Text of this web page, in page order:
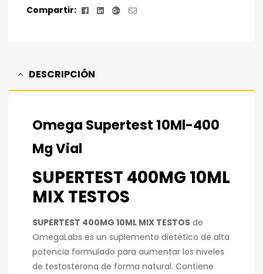
Compartir:
Facebook
LinkedinGoogle+
Correo
DESCRIPCIÓN
Omega Supertest 10Ml-400
Mg Vial
SUPERTEST 400MG 10ML
MIX TESTOS
SUPERTEST 400MG 10ML MIX TESTOS de
OmegaLabs es un suplemento dietético de alta
potencia formulado para aumentar los niveles
de testosterona de forma natural. Contiene